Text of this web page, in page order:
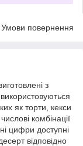
Умови повернення
з
як торти, кекси
комбінації
цифри доступні
відповідно